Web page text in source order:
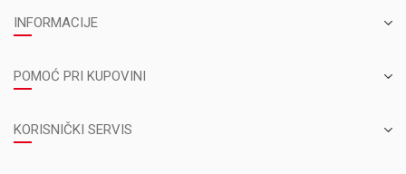
INFORMACIJE
POMOĆ PRI KUPOVINI
KORISNIČKI SERVIS